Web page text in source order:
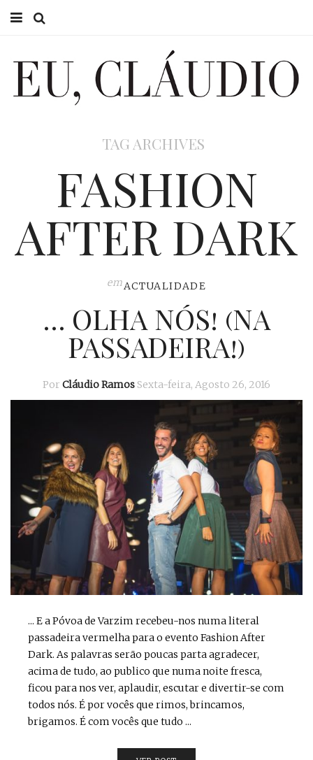
EU CLÁUDIO
TAG ARCHIVES
FASHION
AFTER DARK
emACTUALIDADE
… OLHA NÓS! (NA
PASSADEIRA!)
Por Cláudio Ramos Sexta-feira, Agosto 26, 2016
... E a Póvoa de Varzim recebeu-nos numa literal
passadeira vermelha para o evento Fashion After
Dark. As palavras serão poucas parta agradecer,
acima de tudo, ao publico que numa noite fresca,
ficou para nos ver, aplaudir, escutar e divertir-se com
todos nós. É por vocês que rimos, brincamos,
brigamos. É com vocês que tudo ...